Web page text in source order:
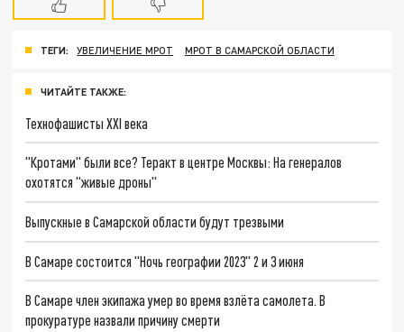
ТЕГИ: УВЕЛИЧЕНИЕ МРОТ МРОТ В САМАРСКОЙ ОБЛАСТИ
ЧИТАЙТЕ ТАКЖЕ:
Технофашисты XXI века
"Кротами" были все? Теракт в центре Москвы: На генералов
охотятся "живые дроны"
Выпускные в Самарской области будут трезвыми
В Самаре состоится "Ночь географии 2023" 2 и 3 июня
В Самаре член экипажа умер во время взлёта самолета. В
прокуратуре назвали причину смерти